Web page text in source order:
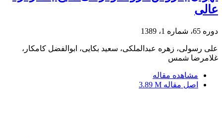
عالی
دوره 65، شماره 1، 1389
علی رسولی، زهره عبدالملکی، سعید بکایی، ابوالفضل کامکار،
غلامرضا شمس
مشاهده مقاله
اصل مقاله 3.89 M